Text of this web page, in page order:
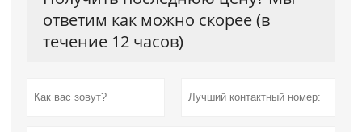
ответим как можно скорее (в
течение 12 часов)